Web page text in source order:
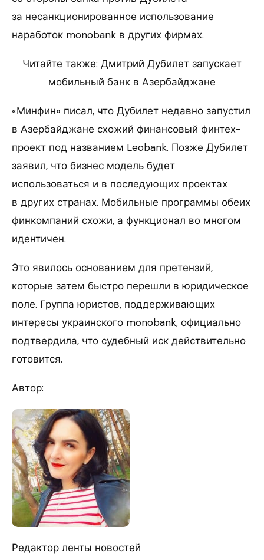
за несанкционированное использование
наработок monobank в других фирмах.
Читайте также: Дмитрий Дубилет запускает
мобильный банк в Азербайджане
«Минфин» писал, что Дубилет недавно запустил
в Азербайджане схожий финансовый финтех-
проект под названием Leobank. Позже Дубилет
заявил, что бизнес модель будет
использоваться и в последующих проектах
в других странах. Мобильные программы обеих
финкомпаний схожи, а функционал во многом
идентичен.
Это явилось основанием для претензий,
которые затем быстро перешли в юридическое
поле. Группа юристов, поддерживающих
интересы украинского monobank, официально
подтвердила, что судебный иск действительно
готовится.
Автор:
Редактор ленты новостей